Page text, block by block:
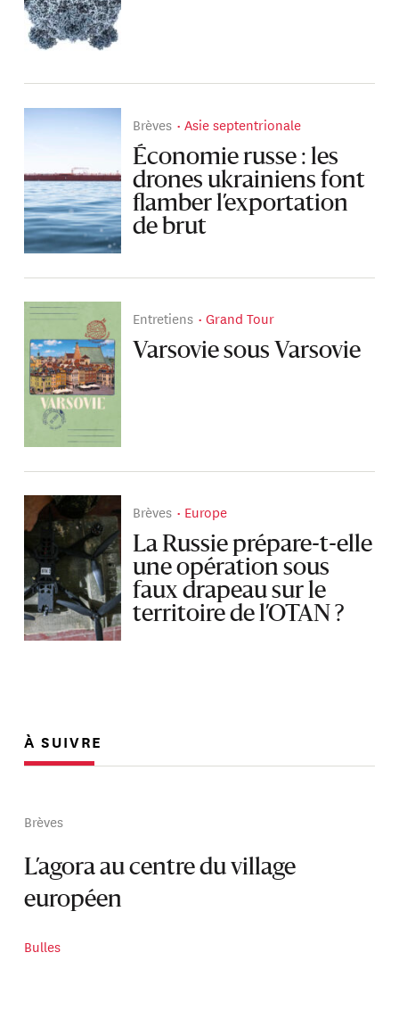
Brèves Asie septentrionale
Économie russe : les
drones ukrainiens font
flamber l’exportation
de brut
Entretiens Grand Tour
Varsovie sous Varsovie
Brèves Europe
La Russie prépare-t-elle
une opération sous
faux drapeau sur le
territoire de l’OTAN ?
À SUIVRE
Brèves
L’agora au centre du village
européen
Bulles